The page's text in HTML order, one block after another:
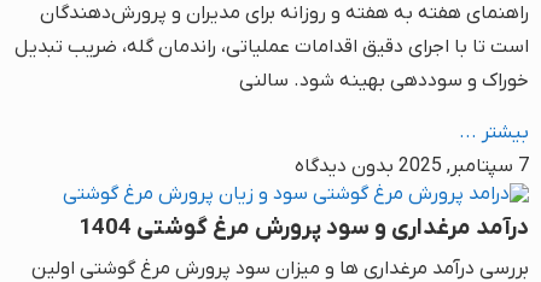
راهنمای هفته به هفته و روزانه برای مدیران و پرورش‌دهندگان
است تا با اجرای دقیق اقدامات عملیاتی، راندمان گله، ضریب تبدیل
خوراک و سوددهی بهینه شود. سالنی
بیشتر ...
7 سپتامبر, 2025
بدون دیدگاه
درآمد مرغداری و سود پرورش مرغ گوشتی 1404
بررسی درآمد مرغداری ها و میزان سود پرورش مرغ گوشتی اولین